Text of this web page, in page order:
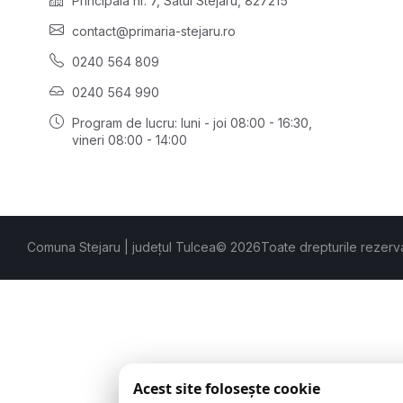
contact@primaria-stejaru.ro
0240 564 809
0240 564 990
Program de lucru: luni - joi 08:00 - 16:30,
vineri 08:00 - 14:00
Comuna Stejaru | județul Tulcea© 2026Toate drepturile
Acest site folosește cookie